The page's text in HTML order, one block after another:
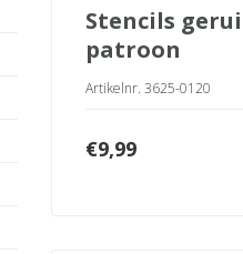
stencils geruit
patroon
Artikelnr. 3625-0120
€9,99